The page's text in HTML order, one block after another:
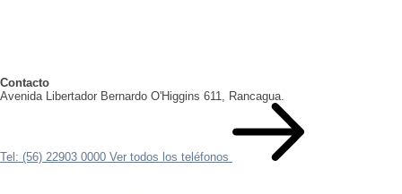
Contacto
Avenida Libertador Bernardo O'Higgins 611, Rancagua.
Tel: (56) 22903 0000 Ver todos los teléfonos